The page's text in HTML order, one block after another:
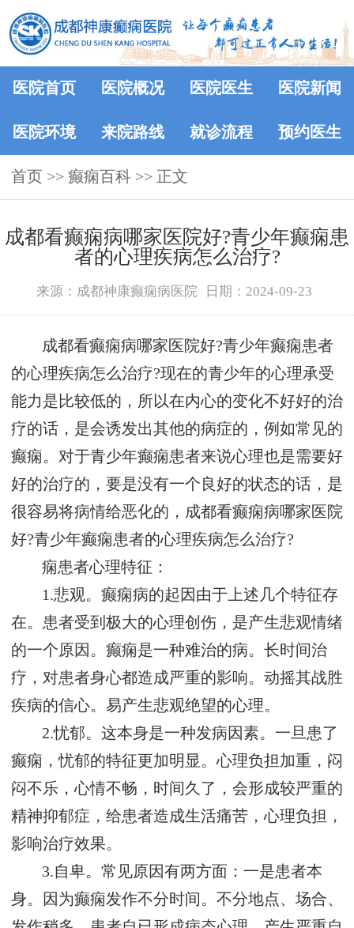
医院首页 医院概况 医院医生 医院新闻
医院环境 来院路线 就诊流程 预约医生
首页 >> 癫痫百科 >> 正文
成都看癫痫病哪家医院好?青少年癫痫患
者的心理疾病怎么治疗?
来源：成都神康癫痫病医院 日期：2024-09-23
成都看癫痫病哪家医院好?青少年癫痫患者
的心理疾病怎么治疗?现在的青少年的心理承受
能力是比较低的，所以在内心的变化不好好的治
疗的话，是会诱发出其他的病症的，例如常见的
癫痫。对于青少年癫痫患者来说心理也是需要好
好的治疗的，要是没有一个良好的状态的话，是
很容易将病情给恶化的，成都看癫痫病哪家医院
好?青少年癫痫患者的心理疾病怎么治疗?
痫患者心理特征：
1.悲观。癫痫病的起因由于上述几个特征存
在。患者受到极大的心理创伤，是产生悲观情绪
的一个原因。癫痫是一种难治的病。长时间治
疗，对患者身心都造成严重的影响。动摇其战胜
疾病的信心。易产生悲观绝望的心理。
2.忧郁。这本身是一种发病因素。一旦患了
癫痫，忧郁的特征更加明显。心理负担加重，闷
闷不乐，心情不畅，时间久了，会形成较严重的
精神抑郁症，给患者造成生活痛苦，心理负担，
影响治疗效果。
3.自卑。常见原因有两方面：一是患者本
身。因为癫痫发作不分时间。不分地点、场合、